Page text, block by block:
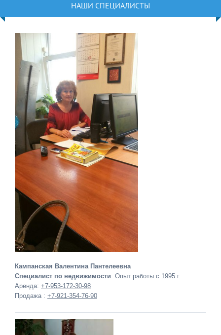
НАШИ СПЕЦИАЛИСТЫ
Кампанская Валентина Пантелеевна
Специалист по недвижимости. Опыт работы с 1995 г.
Аренда: +7-953-172-30-98
Продажа : +7-921-354-76-90